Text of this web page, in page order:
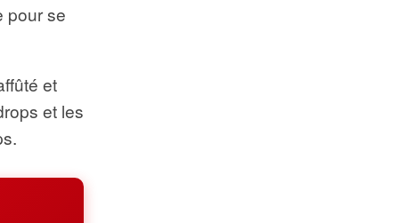
pour se
et
et les